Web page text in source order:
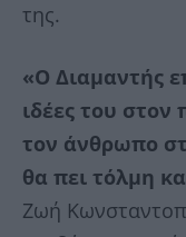
της.
«Ο Διαμαντής
ιδέες του στον
τον άνθρωπο
θα πει τόλμη
Ζωή